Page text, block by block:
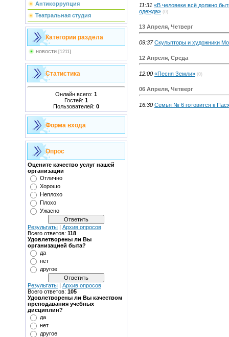
Антикоррупция
Театральная студия
Категории раздела
новости [1211]
Статистика
Онлайн всего: 1
Гостей: 1
Пользователей: 0
Форма входа
Опрос
Оцените качество услуг нашей
организации
Отлично
Хорошо
Неплохо
Плохо
Ужасно
Результаты | Архив опросов
Всего ответов: 118
Удовлетворены ли Вы
организацией быта?
да
нет
другое
Результаты | Архив опросов
Всего ответов: 105
Удовлетворены ли Вы качеством
преподавания учебных
дисциплин?
да
нет
другое
11:31 «В человеке всё должно
одежда» (0)
13 Апреля, Четверг
09:37 Скульпторы и художники
12 Апреля, Среда
12:00 «Песня Земли» (0)
06 Апреля, Четверг
16:30 Семья № 6 готовится к